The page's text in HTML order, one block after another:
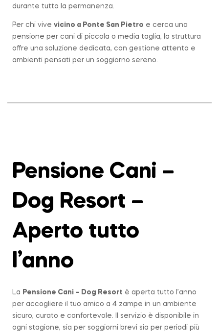
durante tutta la permanenza.
Per chi vive vicino a Ponte San Pietro e cerca una
pensione per cani di piccola o media taglia, la struttura
offre una soluzione dedicata, con gestione attenta e
ambienti pensati per un soggiorno sereno.
Pensione Cani –
Dog Resort –
Aperto tutto
l’anno
La Pensione Cani – Dog Resort è aperta tutto l’anno
per accogliere il tuo amico a 4 zampe in un ambiente
sicuro, curato e confortevole. Il servizio è disponibile in
ogni stagione, sia per soggiorni brevi sia per periodi più